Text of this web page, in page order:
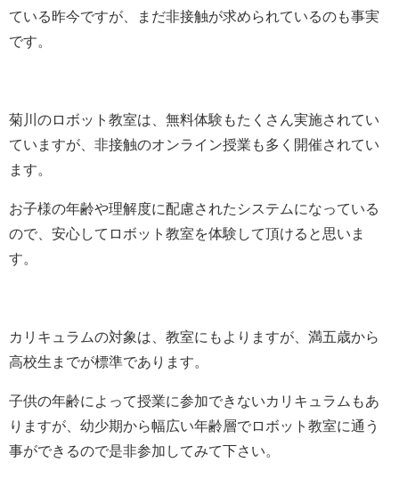
ている昨今ですが、まだ非接触が求められているのも事実
です。
菊川のロボット教室は、無料体験もたくさん実施されてい
ていますが、非接触のオンライン授業も多く開催されてい
ます。
お子様の年齢や理解度に配慮されたシステムになっている
ので、安心してロボット教室を体験して頂けると思いま
す。
カリキュラムの対象は、教室にもよりますが、満五歳から
高校生までが標準であります。
子供の年齢によって授業に参加できないカリキュラムもあ
りますが、幼少期から幅広い年齢層でロボット教室に通う
事ができるので是非参加してみて下さい。